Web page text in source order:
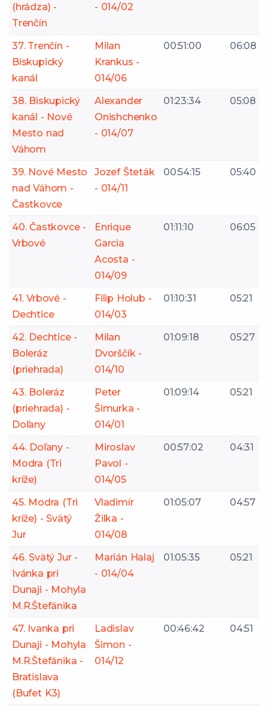
(hrádza) -
Trenčín
- 014/02
37. Trenčín -
Biskupický
kanál
Milan
Krankus -
014/06
00:51:00 06:08
38. Biskupický
kanál - Nové
Mesto nad
Váhom
Alexander
Onishchenko
- 014/07
01:23:34 05:08
39. Nové Mesto
nad Váhom -
Častkovce
Jozef Šteták
- 014/11
00:54:15 05:40
40. Častkovce -
Vrbové
Enrique
Garcia
Acosta -
014/09
01:11:10 06:05
41. Vrbové -
Dechtice
Filip Holub -
014/03
01:10:31 05:21
42. Dechtice -
Boleráz
(priehrada)
Milan
Dvorščík -
014/10
01:09:18 05:27
43. Boleráz
(priehrada) -
Doľany
Peter
Šimurka -
014/01
01:09:14 05:21
44. Doľany -
Modra (Tri
kríže)
Miroslav
Pavol -
014/05
00:57:02 04:31
45. Modra (Tri
kríže) - Svätý
Jur
Vladimír
Žilka -
014/08
01:05:07 04:57
46. Svätý Jur -
Ivánka pri
Dunaji - Mohyla
M.R.Štefánika
Marián Halaj
- 014/04
01:05:35 05:21
47. Ivanka pri
Dunaji - Mohyla
M.R.Štefánika -
Bratislava
(Bufet K3)
Ladislav
Šimon -
014/12
00:46:42 04:51